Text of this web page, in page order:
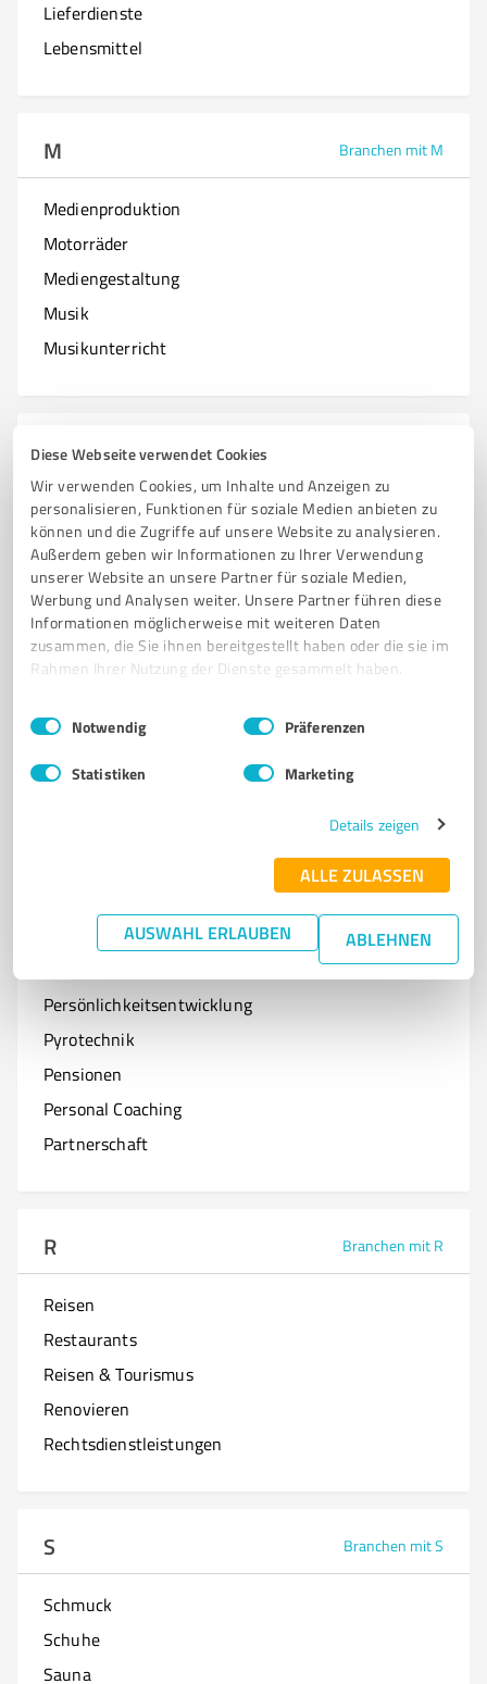
Diese Webseite verwendet Cookies
Wir verwenden Cookies, um Inhalte und Anzeigen zu
personalisieren, Funktionen für soziale Medien anbieten zu
können und die Zugriffe auf unsere Website zu analysieren.
Außerdem geben wir Informationen zu Ihrer Verwendung
unserer Website an unsere Partner für soziale Medien,
Werbung und Analysen weiter. Unsere Partner führen diese
Informationen möglicherweise mit weiteren Daten
zusammen, die Sie ihnen bereitgestellt haben oder die sie im
Rahmen Ihrer Nutzung der Dienste gesammelt haben.
Impressum Datenschutzbestimmungen
Einwilligungsauswahl
Notwendig Präferenzen
Statistiken Marketing
Details zeigen
ALLE ZULASSEN
AUSWAHL ERLAUBEN ABLEHNEN
Lieferdienste
Lebensmittel
M Branchen mit M
Medienproduktion
Motorräder
Mediengestaltung
Musik
Musikunterricht
N
Natur & Umwelt
Nagelstudios
O Branchen mit O
Optiker
Onlineshops
Branchen mit P
Persönlichkeitsentwicklung
Pyrotechnik
Pensionen
Personal Coaching
Partnerschaft
R Branchen mit R
Reisen
Restaurants
Reisen & Tourismus
Renovieren
Rechtsdienstleistungen
S Branchen mit S
Schmuck
Schuhe
Sauna